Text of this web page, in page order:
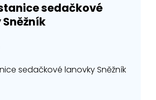
sedačkové
sedačkové lanovky Sněžník